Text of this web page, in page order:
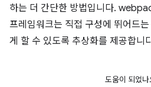
하는 더 간단한 방법입니다.
프레임워크는 직접 구성에 뛰어드
게 할 수 있도록 추상화를 제공합니
도움이 되었나